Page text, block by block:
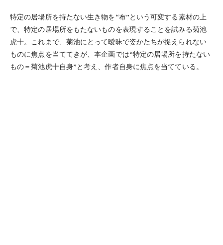
特定の居場所を持たない生き物を“布”という可変する素材の上
で、特定の居場所をもたないものを表現することを試みる菊池
虎十。これまで、菊池にとって曖昧で姿かたちが捉えられない
ものに焦点を当ててきが、本企画では“特定の居場所を持たない
もの＝菊池虎十自身”と考え、作者自身に焦点を当てている。